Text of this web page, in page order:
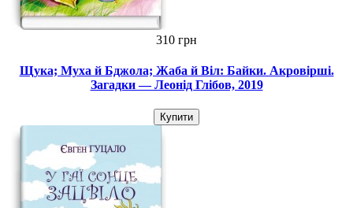
310 грн
Щука; Муха й Бджола; Жаба й Віл: Байки. Акровірші.
Загадки — Леонід Глібов, 2019
Купити